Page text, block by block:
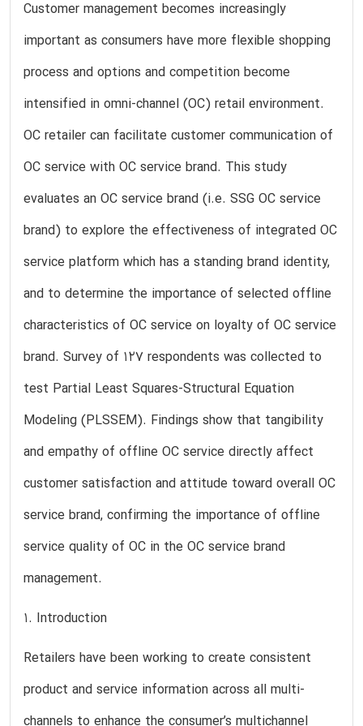
Customer management becomes increasingly
important as consumers have more flexible shopping
process and options and competition become
intensified in omni-channel (OC) retail environment.
OC retailer can facilitate customer communication of
OC service with OC service brand. This study
evaluates an OC service brand (i.e. SSG OC service
brand) to explore the effectiveness of integrated OC
service platform which has a standing brand identity,
and to determine the importance of selected offline
characteristics of OC service on loyalty of OC service
brand. Survey of 127 respondents was collected to
test Partial Least Squares-Structural Equation
Modeling (PLSSEM). Findings show that tangibility
and empathy of offline OC service directly affect
customer satisfaction and attitude toward overall OC
service brand, confirming the importance of offline
service quality of OC in the OC service brand
management.
1. Introduction
Retailers have been working to create consistent
product and service information across all multi-
channels to enhance the consumer’s multichannel